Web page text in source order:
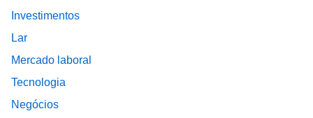
Investimentos
Lar
Mercado laboral
Tecnologia
Negócios